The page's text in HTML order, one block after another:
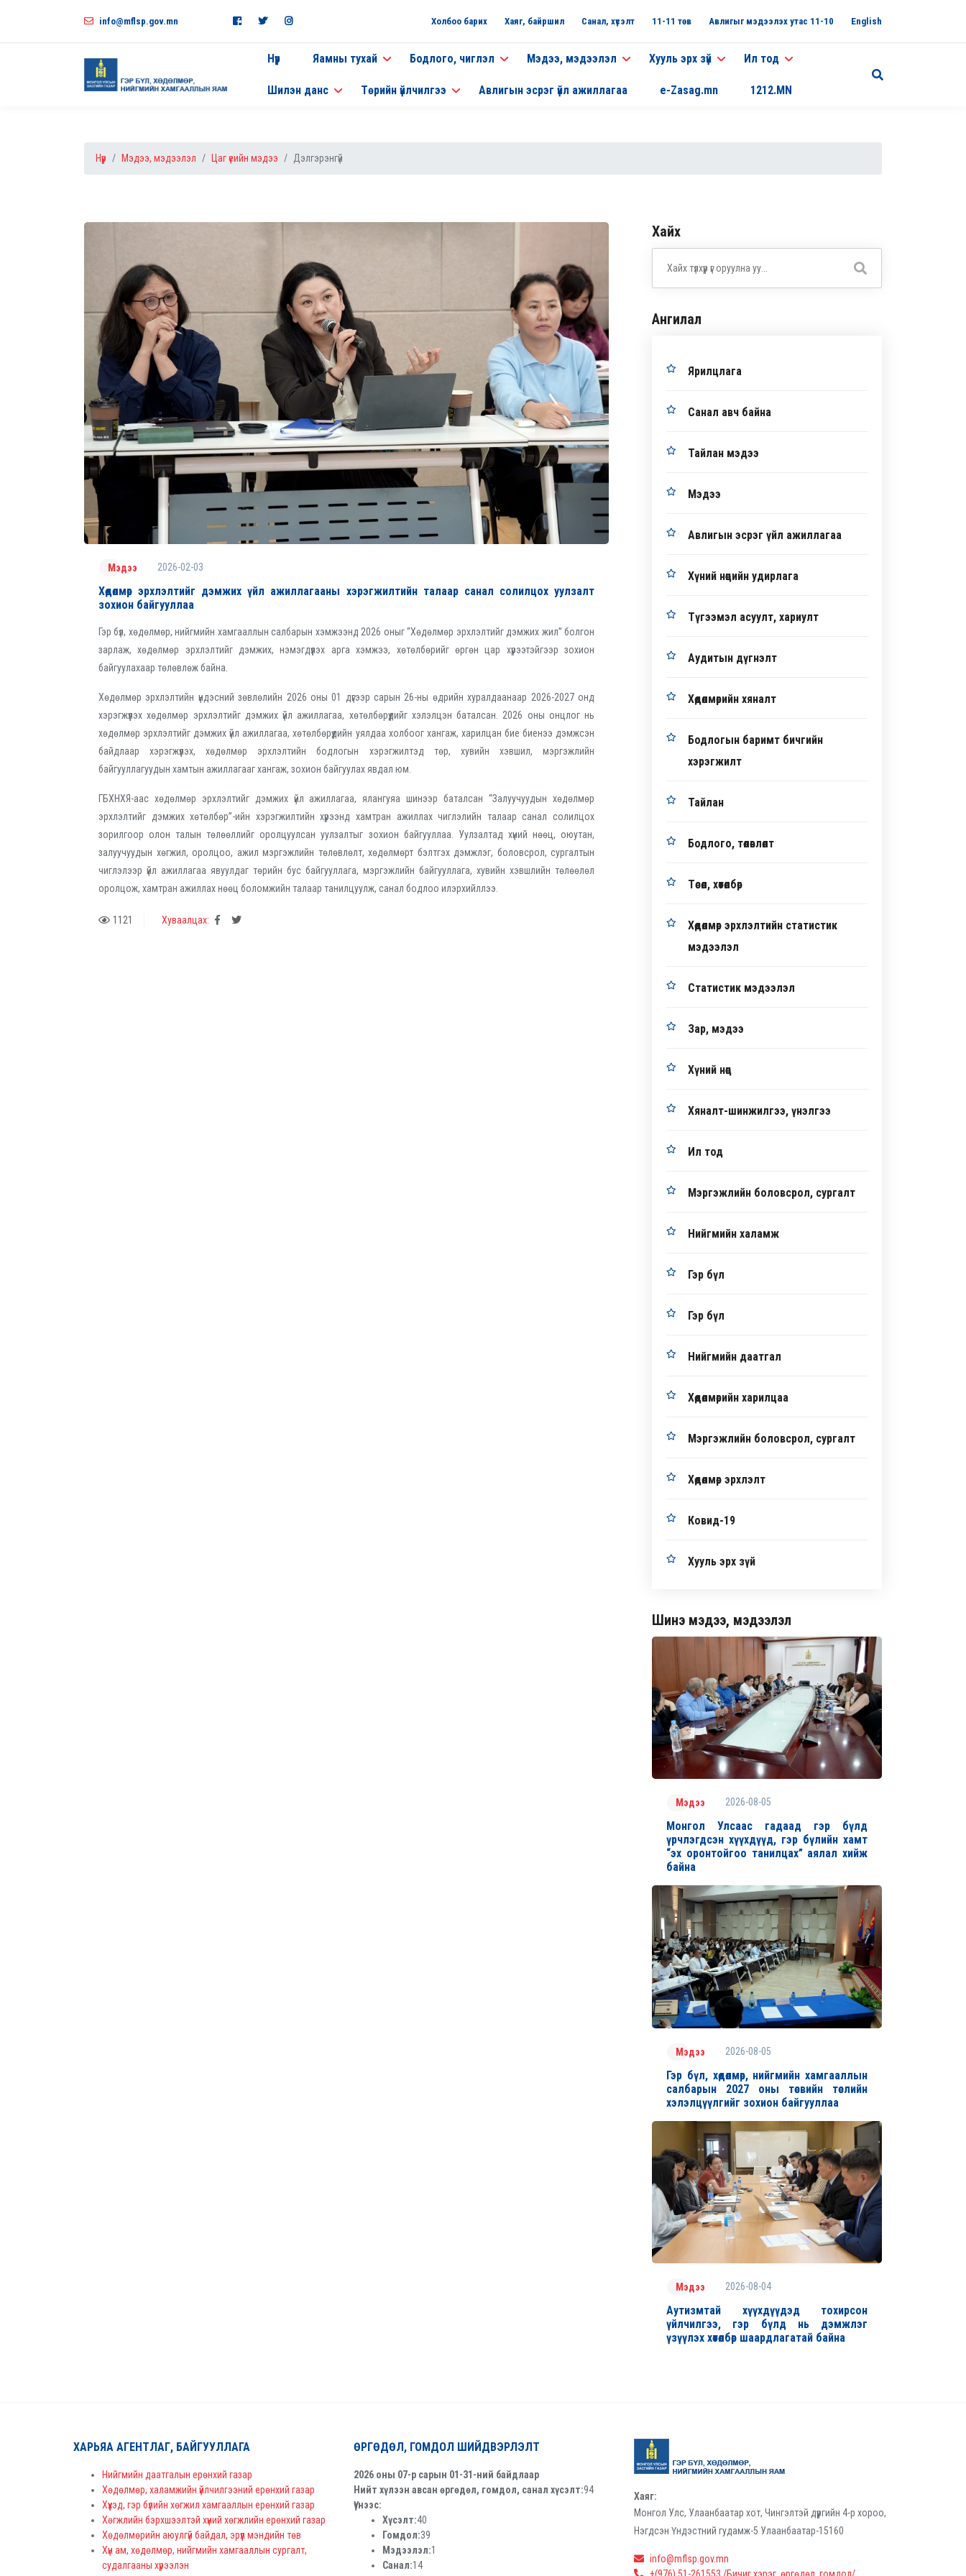
info@mflsp.gov.mn Холбоо барих Хаяг, байршил Санал, хүсэлт 11-11 төв Авлигыг мэдээлэх утас 11-10 English
Нүүр Яамны тухай Бодлого, чиглэл Мэдээ, мэдээлэл Хууль эрх зүй Ил тод
Шилэн данс Төрийн үйлчилгээ Авлигын эсрэг үйл ажиллагаа e-Zasag.mn 1212.MN
Нүүр Мэдээ, мэдээлэл Цаг үеийн мэдээ Дэлгэрэнгүй
Мэдээ 2026-02-03
Хөдөлмөр эрхлэлтийг дэмжих үйл ажиллагааны хэрэгжилтийн талаар санал солилцох уулзалт
зохион байгууллаа
Гэр бүл, хөдөлмөр, нийгмийн хамгааллын салбарын хэмжээнд 2026 оныг “Хөдөлмөр эрхлэлтийг дэмжих жил” болгон
зарлаж, хөдөлмөр эрхлэлтийг дэмжих, нэмэгдүүлэх арга хэмжээ, хөтөлбөрийг өргөн цар хүрээтэйгээр зохион
байгуулахаар төлөвлөж байна.
Хөдөлмөр эрхлэлтийн үндэсний зөвлөлийн 2026 оны 01 дүгээр сарын 26-ны өдрийн хуралдаанаар 2026-2027 онд
хэрэгжүүлэх хөдөлмөр эрхлэлтийг дэмжих үйл ажиллагаа, хөтөлбөрүүдийг хэлэлцэн баталсан. 2026 оны онцлог нь
хөдөлмөр эрхлэлтийг дэмжих үйл ажиллагаа, хөтөлбөрүүдийн уялдаа холбоог хангаж, харилцан бие биенээ дэмжсэн
байдлаар хэрэгжүүлэх, хөдөлмөр эрхлэлтийн бодлогын хэрэгжилтэд төр, хувийн хэвшил, мэргэжлийн
байгууллагуудын хамтын ажиллагааг хангаж, зохион байгуулах явдал юм.
ГБХНХЯ-аас хөдөлмөр эрхлэлтийг дэмжих үйл ажиллагаа, ялангуяа шинээр баталсан “Залуучуудын хөдөлмөр
эрхлэлтийг дэмжих хөтөлбөр”-ийн хэрэгжилтийн хүрээнд хамтран ажиллах чиглэлийн талаар санал солилцох
зорилгоор олон талын төлөөллийг оролцуулсан уулзалтыг зохион байгууллаа. Уулзалтад хүний нөөц, оюутан,
залуучуудын хөгжил, оролцоо, ажил мэргэжлийн төлөвлөлт, хөдөлмөрт бэлтгэх дэмжлэг, боловсрол, сургалтын
чиглэлээр үйл ажиллагаа явуулдаг төрийн бус байгууллага, мэргэжлийн байгууллага, хувийн хэвшлийн төлөөлөл
оролцож, хамтран ажиллах нөөц боломжийн талаар танилцуулж, санал бодлоо илэрхийллээ.
1121 Хуваалцах:
Хайх
Ангилал
Ярилцлага
Санал авч байна
Тайлан мэдээ
Мэдээ
Авлигын эсрэг үйл ажиллагаа
Хүний нөөцийн удирлага
Түгээмэл асуулт, хариулт
Аудитын дүгнэлт
Хөдөлмөрийн хяналт
Бодлогын баримт бичгийн
хэрэгжилт
Тайлан
Бодлого, төлөвлөлт
Төсөл, хөтөлбөр
Хөдөлмөр эрхлэлтийн статистик
мэдээлэл
Статистик мэдээлэл
Зар, мэдээ
Хүний нөөц
Хяналт-шинжилгээ, үнэлгээ
Ил тод
Мэргэжлийн боловсрол, сургалт
Нийгмийн халамж
Гэр бүл
Гэр бүл
Нийгмийн даатгал
Хөдөлмөрийн харилцаа
Мэргэжлийн боловсрол, сургалт
Хөдөлмөр эрхлэлт
Ковид-19
Хууль эрх зүй
Шинэ мэдээ, мэдээлэл
Мэдээ 2026-08-05
Монгол Улсаас гадаад гэр бүлд
үрчлэгдсэн хүүхдүүд, гэр бүлийн хамт
“эх оронтойгоо танилцах” аялал хийж
байна
Мэдээ 2026-08-05
Гэр бүл, хөдөлмөр, нийгмийн хамгааллын
салбарын 2027 оны төсвийн төслийн
хэлэлцүүлгийг зохион байгууллаа
Мэдээ 2026-08-04
Аутизмтай хүүхдүүдэд тохирсон
үйлчилгээ, гэр бүлд нь дэмжлэг
үзүүлэх хөтөлбөр шаардлагатай байна
ХАРЬЯА АГЕНТЛАГ, БАЙГУУЛЛАГА
Нийгмийн даатгалын ерөнхий газар
Хөдөлмөр, халамжийн үйлчилгээний ерөнхий газар
Хүүхэд, гэр бүлийн хөгжил хамгааллын ерөнхий газар
Хөгжлийн бэрхшээлтэй хүний хөгжлийн ерөнхий газар
Хөдөлмөрийн аюулгүй байдал, эрүүл мэндийн төв
Хүн ам, хөдөлмөр, нийгмийн хамгааллын сургалт,
судалгааны хүрээлэн
ӨРГӨДӨЛ, ГОМДОЛ ШИЙДВЭРЛЭЛТ
2026 оны 07-р сарын 01-31-ний байдлаар
Нийт хүлээн авсан өргөдөл, гомдол, санал хүсэлт:94
Үүнээс:
Хүсэлт:40
Гомдол:39
Мэдээлэл:1
Санал:14
Хаяг:
Монгол Улс, Улаанбаатар хот, Чингэлтэй дүүргийн 4-р хороо,
Нэгдсэн Үндэстний гудамж-5 Улаанбаатар-15160
info@mflsp.gov.mn